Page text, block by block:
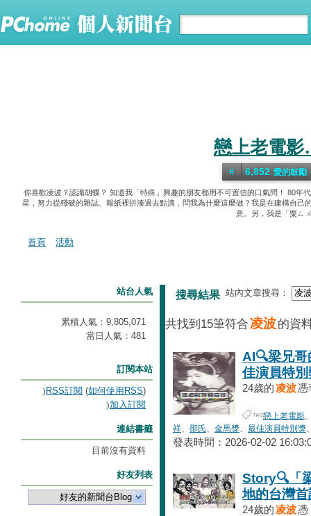
戀上老電
你喜歡凌波？認識胡蝶？ 知道我「特殊」興趣的朋友都用不可置信的口氣問！ 80
星，努力從殘破的雜誌、報紙裡拼湊過去點滴，問我為什麼這麼做？我是在建構自
意。另，我是「粟ㄙ
6,852 愛的鼓勵
首頁 活動
搜尋結果 站內文章搜尋：
共找到15筆符合凌波的資
AI🔍梁兄
佳演員特別
24歲的凌波憑
戀上老電影
祥、 邵氏、 金馬獎、 最佳演員特別獎
發表時間：2026-02-02
Story🔍「
地的台灣首
24歲的凌波憑
站台人氣
累積人氣： 9,805,071
當日人氣： 481
訂閱本站
RSS訂閱 (如何使用RSS)
加入訂閱
連結書籤
目前沒有資料
好友列表
好友的新聞台Blog